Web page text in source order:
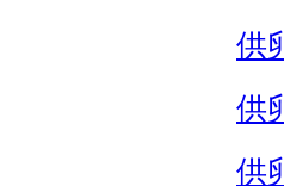
供
供
供